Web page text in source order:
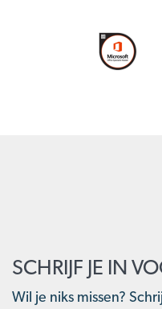
SCHRIJF JE IN
Wil je niks missen?